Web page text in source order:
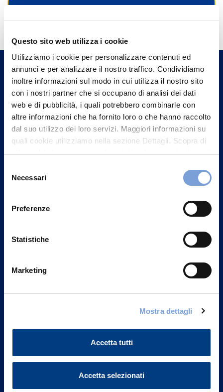
Questo sito web utilizza i cookie
Utilizziamo i cookie per personalizzare contenuti ed
annunci e per analizzare il nostro traffico. Condividiamo
inoltre informazioni sul modo in cui utilizza il nostro sito
con i nostri partner che si occupano di analisi dei dati
web e di pubblicità, i quali potrebbero combinarle con
altre informazioni che ha fornito loro o che hanno raccolto
dal suo utilizzo dei loro servizi. Maggiori informazioni su
quali cookie utilizziamo nella sezione Dettagli. Scopra di
più su chi siamo, come può contattarci e come trattiamo i
può trovare nel footer del sito nella sezione "Informativa
delNecessari
Preferenze
Statistiche
Marketing
Mostra dettagli
Accetta tutti
Accetta selezionati
Trova l'Agenzia più vicina a te e parla con
un nostro Agente.
Contattaci
Vittoria Assicurazioni S.p.A.
Part. IVA 01329510158